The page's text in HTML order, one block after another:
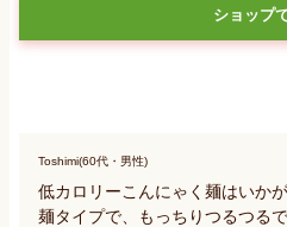
ショップ
Toshimi(60代・男性)
低カロリーこんにゃく麺はいか
麺タイプで、もっちりつるつる